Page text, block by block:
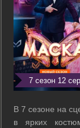
7 сезон 12
В 7 сезоне на
в ярких